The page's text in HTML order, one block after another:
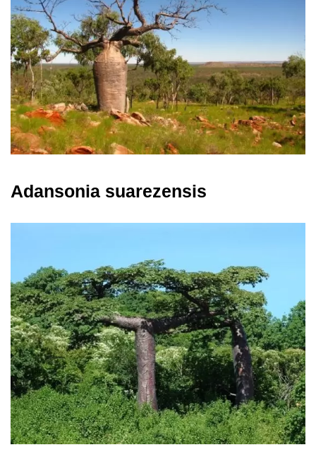
Adansonia suarezensis